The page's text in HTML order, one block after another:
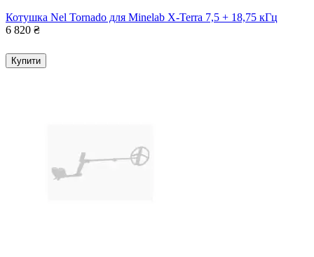
Котушка Nel Tornado для Minelab X-Terra 7,5 + 18,75 кГц
6 820 ₴
Купити